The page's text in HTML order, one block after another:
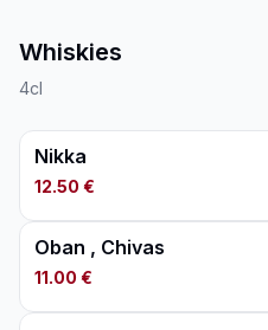
Whiskies
4cl
Nikka
12.50 €
Oban , Chivas
11.00 €